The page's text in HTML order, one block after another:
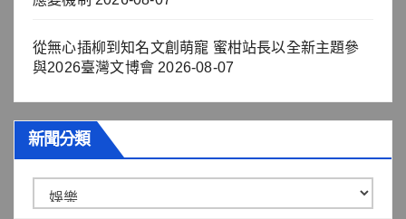
從無心插柳到知名文創萌寵 蜜柑站長以全新主題參
與2026臺灣文博會 2026-08-07
新聞分類